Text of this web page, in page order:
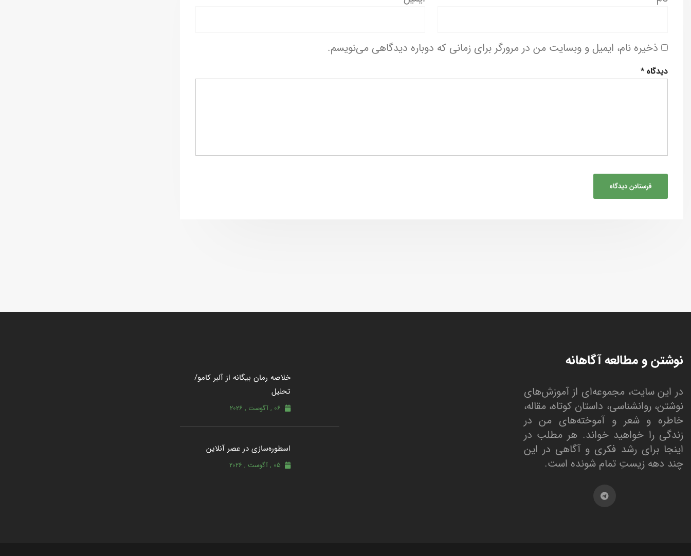
ذخیره نام، ایمیل و وبسایت من در مرورگر برای زمانی که دوباره دیدگاهی می‌نویسم.
دیدگاه*
نوشتن و مطالعه آگاهانه
در این سایت، مجموعه‌ای از آموزش‌های
نوشتن، روانشناسی، داستان کوتاه، مقاله،
خاطره و شعر و آموخته‌های من در
زندگی را خواهید خواند. هر مطلب در
اینجا برای رشد فکری و آگاهی در این
چند دهه زیستِ تمام شونده است.
خلاصه رمان بیگانه از آلبر کامو/
تحلیل
06 , آگوست , 2026
اسطوره‌سازی در عصر آنلاین
05 , آگوست , 2026